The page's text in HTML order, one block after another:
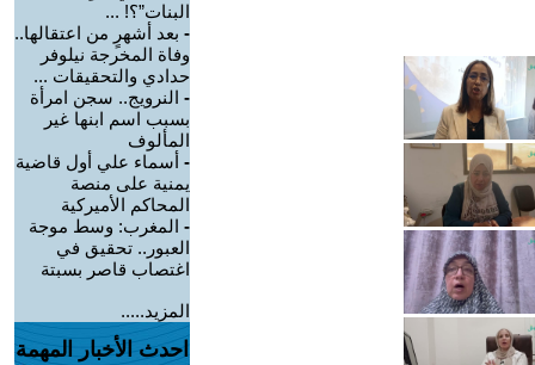
البنات”؟! ...
- بعد أشهرٍ من اعتقالها..
وفاة المخرجة نيلوفر
حدادي والتحقيقات ...
- النرويج.. سجن امرأة
بسبب اسم ابنها غير
المألوف
- أسماء علي أول قاضية
يمنية على منصة
المحاكم الأميركية
- المغرب: وسط موجة
العبور.. تحقيق في
اغتصاب قاصر بسبتة
المزيد.....
احدث الأخبار المهمة